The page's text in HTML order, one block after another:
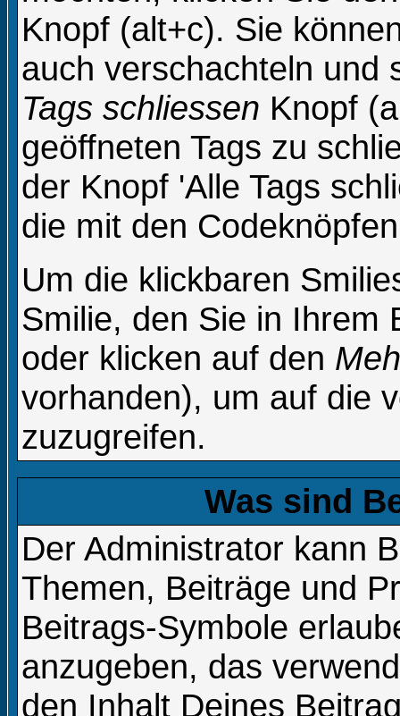
Knopf (alt+c). Sie
auch verschachteln und
Tags schliessen Knopf
geöffneten Tags zu
der Knopf 'Alle Tags
die mit den
Um die klickbaren
Smilie, den Sie in Ihrem
oder klicken auf den
vorhanden), um auf die
zuzugreifen.
Was sind
Der Administrator kann
Themen, Beiträge und
Beitrags-Symbole
anzugeben, das
den Inhalt Deines